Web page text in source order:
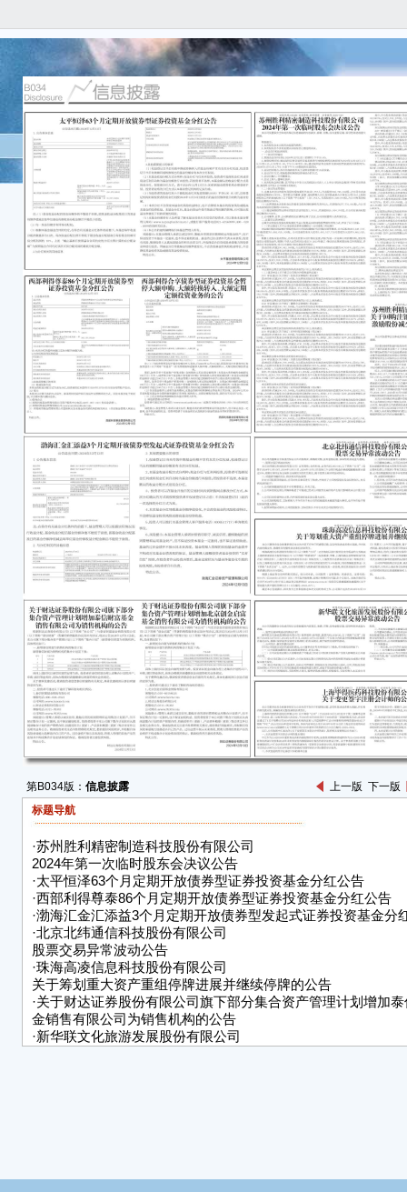
第B034版： 信息披露 上一版 下一版
标题导航
·苏州胜利精密制造科技股份有限公司
2024年第一次临时股东会决议公告
·太平恒泽63个月定期开放债券型证券投资基金分红公告
·西部利得尊泰86个月定期开放债券型证券投资基金分红公告
·渤海汇金汇添益3个月定期开放债券型发起式证券投资基金分
·北京北纬通信科技股份有限公司
股票交易异常波动公告
·珠海高凌信息科技股份有限公司
关于筹划重大资产重组停牌进展并继续停牌的公告
·关于财达证券股份有限公司旗下部分集合资产管理计划增加
金销售有限公司为销售机构的公告
·新华联文化旅游发展股份有限公司
本公
任何
容的
珠海
司”
欣诺
东谢
限合
上海
诺通
称“
他股
的
根据
公司
牌，
公司
（
于筹
071
截至
交易
（星
在重
13日
时间
议程